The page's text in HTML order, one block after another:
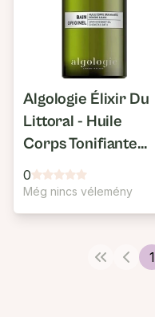
Algologie Élixir Du
Littoral - Huile
Corps Tonifiante
Micellás Olaj
0
Még nincs vélemény
1